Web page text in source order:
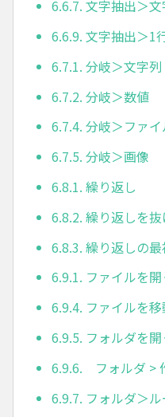
6.6.7. 文字抽出＞
6.6.9. 文字抽出＞1
6.7.1. 分岐＞文字列
6.7.2. 分岐＞数値
6.7.4. 分岐＞ファ
6.7.5. 分岐＞画像
6.8.1. 繰り返し
6.8.2. 繰り返しを抜
6.8.3. 繰り返しの
6.9.1. ファイルを開
6.9.4. ファイルを移
6.9.5. フォルダを開
6.9.6. フォルダ >
6.9.7. フォルダ＞